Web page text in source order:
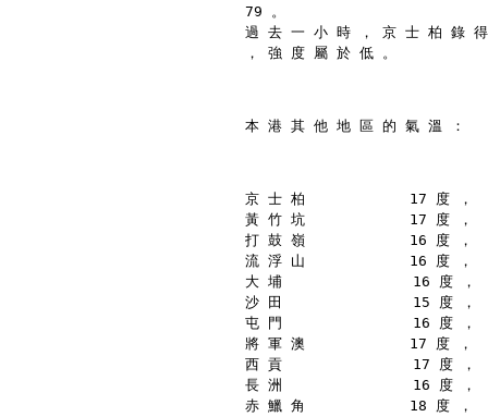
79 。
過 去 一 小 時 ， 京 士 柏 錄
， 強 度 屬 於 低 。
本 港 其 他 地 區 的 氣 溫 ：
京 士 柏            17 度 ，
黃 竹 坑            17 度 ，
打 鼓 嶺            16 度 ，
流 浮 山            16 度 ，
大 埔               16 度 ，
沙 田               15 度 ，
屯 門               16 度 ，
將 軍 澳            17 度 ，
西 貢               17 度 ，
長 洲               16 度 ，
赤 鱲 角            18 度 ，